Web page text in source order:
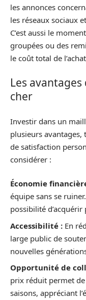
les annonces
les réseaux sociaux
C’est aussi le
groupées ou des
le coût total de
Les
cher
Investir dans un
plusieurs avantages,
de satisfaction
considérer :
Économie
équipe sans se
possibilité
Accessibilité : En
large public de
nouvelles
Opportunité de
prix réduit permet
saisons, appréciant